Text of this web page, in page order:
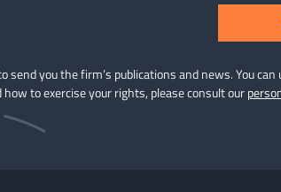
send you the firm’s publications and news. You
how to exercise your rights, please consult our